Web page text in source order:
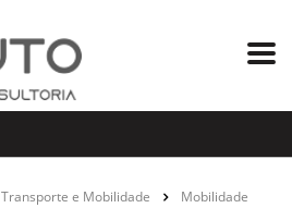
Transporte e Mobilidade
Mobilidade